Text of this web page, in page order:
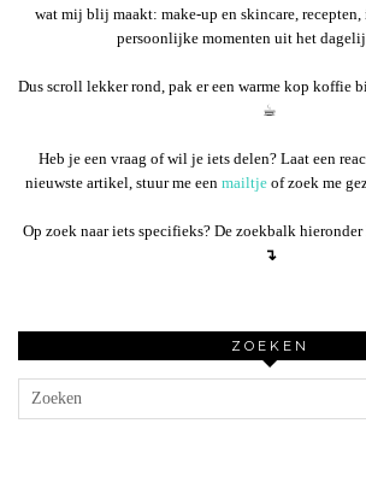
wat mij blij maakt: make-up en skincare,
persoonlijke momenten uit het
Dus scroll lekker rond, pak er een warme kop koffie
☕︎
Heb je een vraag of wil je iets delen? Laat een
nieuwste artikel, stuur me een mailtje of zoek me
Op zoek naar iets specifieks? De zoekbalk
↴
ZOEKEN